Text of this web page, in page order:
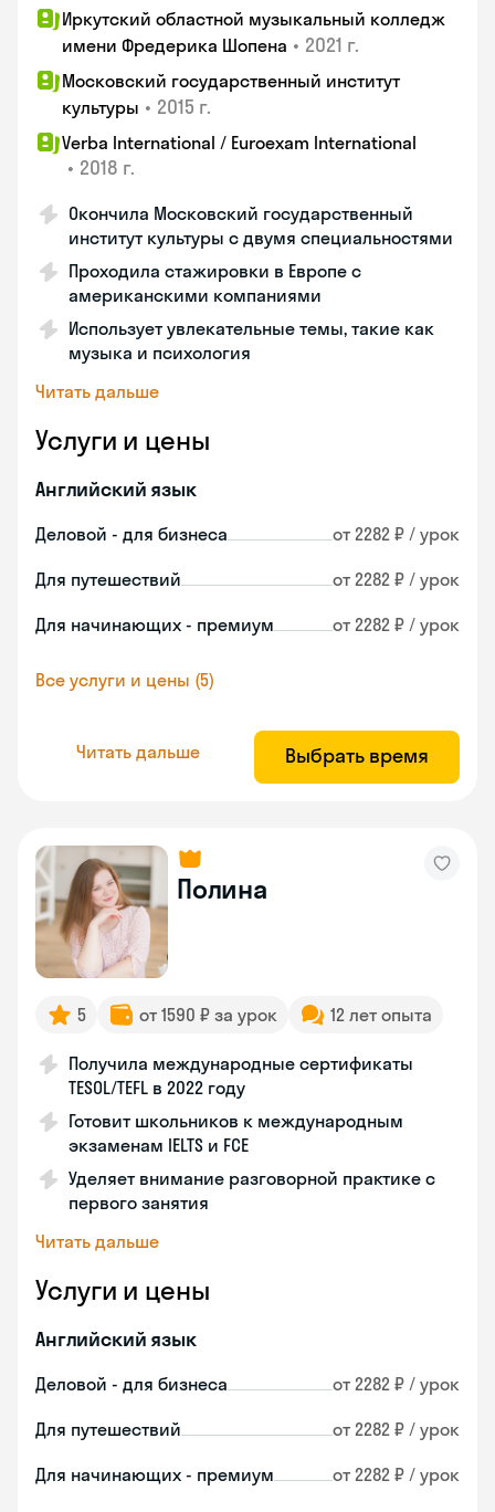
Иркутский областной музыкальный колледж
имени Фредерика Шопена • 2021 г.
Московский государственный институт
культуры • 2015 г.
Verba International / Euroexam International
• 2018 г.
Окончила Московский государственный
институт культуры с двумя специальностями
Проходила стажировки в Европе с
американскими компаниями
Использует увлекательные темы, такие как
музыка и психология
Читать дальше
Услуги и цены
Английский язык
Деловой - для бизнеса от 2282 ₽ / урок
Для путешествий от 2282 ₽ / урок
Для начинающих - премиум от 2282 ₽ / урок
Все услуги и цены (5)
Читать дальше Выбрать время
Полина
5 от 1590 ₽ за урок 12 лет опыта
Получила международные сертификаты
TESOL/TEFL в 2022 году
Готовит школьников к международным
экзаменам IELTS и FCE
Уделяет внимание разговорной практике с
первого занятия
Читать дальше
Услуги и цены
Английский язык
Деловой - для бизнеса от 2282 ₽ / урок
Для путешествий от 2282 ₽ / урок
Для начинающих - премиум от 2282 ₽ / урок